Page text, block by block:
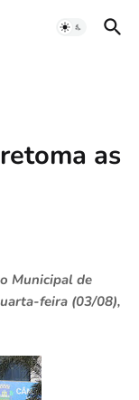
as
Municipal de
feira (03/08),